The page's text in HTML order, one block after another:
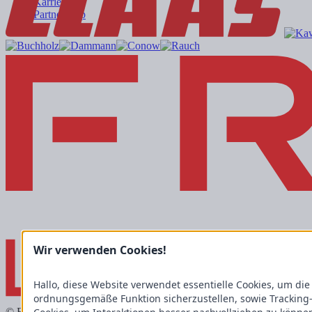
Partnershop
Wir verwenden Cookies!
Hallo, diese Website verwendet essentielle Cookies, um die
ordnungsgemäße Funktion sicherzustellen, sowie Tracking-